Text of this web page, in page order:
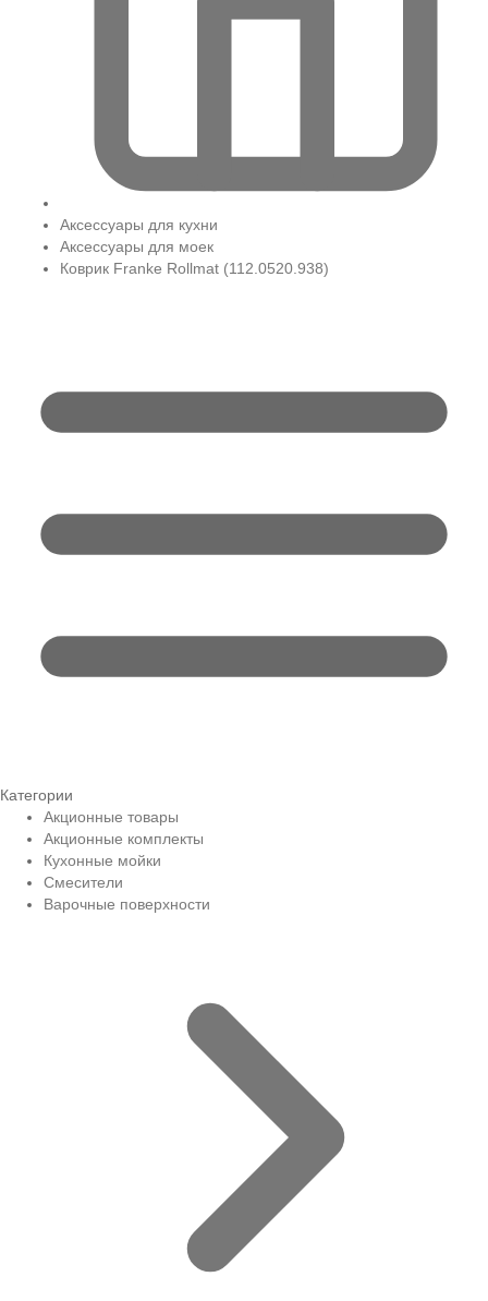
Аксессуары для кухни
Аксессуары для моек
Коврик Franke Rollmat (112.0520.938)
Категории
Акционные товары
Акционные комплекты
Кухонные мойки
Смесители
Варочные поверхности